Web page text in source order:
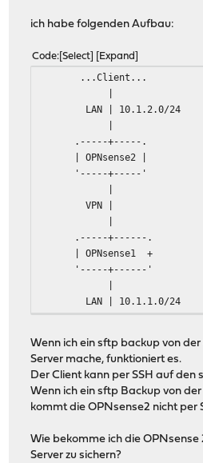
ich habe folgenden Aufbau:
Code Select Expand
...Client...
LAN | 10.1.2.0/24
.-----+-----.
| OPNsense2 |
'-----+-----'
VPN |
.-----+------.
| OPNsense1 +
'-----+------'
LAN | 10.1.1.0/24
Wenn ich ein sftp backup von
Server mache, funktioniert es.
Der Client kann per SSH auf den
Wenn ich ein sftp Backup von
kommt die OPNsense2 nicht per
Wie bekomme ich die
Server zu sichern?